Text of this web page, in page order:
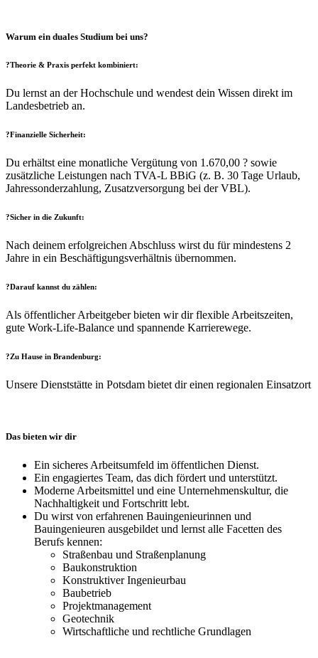
Warum ein duales Studium bei uns?
?Theorie & Praxis perfekt kombiniert:
Du lernst an der Hochschule und wendest dein Wissen direkt im
Landesbetrieb an.
?Finanzielle Sicherheit:
Du erhältst eine monatliche Vergütung von 1.670,00 ? sowie
zusätzliche Leistungen nach TVA-L BBiG (z. B. 30 Tage Urlaub,
Jahressonderzahlung, Zusatzversorgung bei der VBL).
?Sicher in die Zukunft:
Nach deinem erfolgreichen Abschluss wirst du für mindestens 2
Jahre in ein Beschäftigungsverhältnis übernommen.
?Darauf kannst du zählen:
Als öffentlicher Arbeitgeber bieten wir dir flexible Arbeitszeiten,
gute Work-Life-Balance und spannende Karrierewege.
?Zu Hause in Brandenburg:
Unsere Dienststätte in Potsdam bietet dir einen regionalen Einsatzort
Das bieten wir dir
Ein sicheres Arbeitsumfeld im öffentlichen Dienst.
Ein engagiertes Team, das dich fördert und unterstützt.
Moderne Arbeitsmittel und eine Unternehmenskultur, die
Nachhaltigkeit und Fortschritt lebt.
Du wirst von erfahrenen Bauingenieurinnen und
Bauingenieuren ausgebildet und lernst alle Facetten des
Berufs kennen:
Straßenbau und Straßenplanung
Baukonstruktion
Konstruktiver Ingenieurbau
Baubetrieb
Projektmanagement
Geotechnik
Wirtschaftliche und rechtliche Grundlagen